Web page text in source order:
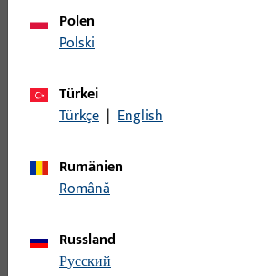
Halbstift
B-78420-09-0-1 | Halbstift
LG70
Halbstift
B-78420-0B-0-1 | Halbstift
Polen
Polski
Türkei
Türkçe | English
Rumänien
Română
Russland
русский